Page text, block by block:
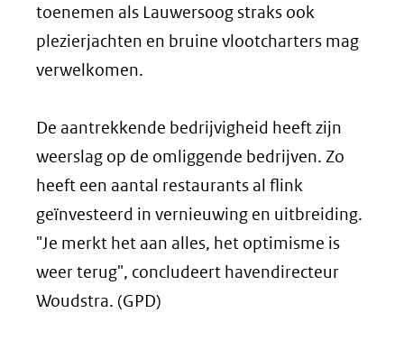
toenemen als Lauwersoog straks ook
plezierjachten en bruine vlootcharters mag
verwelkomen.
De aantrekkende bedrijvigheid heeft zijn
weerslag op de omliggende bedrijven. Zo
heeft een aantal restaurants al flink
geïnvesteerd in vernieuwing en uitbreiding.
"Je merkt het aan alles, het optimisme is
weer terug", concludeert havendirecteur
Woudstra. (GPD)